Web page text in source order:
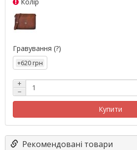
Гравування (?)
+620 грн
+
−
Купити
Рекомендовані товари